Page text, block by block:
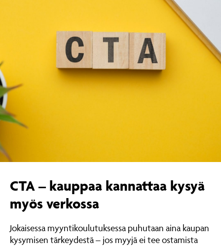
CTA – kauppaa kannattaa kysyä
myös verkossa
Jokaisessa myyntikoulutuksessa puhutaan aina kaupan
kysymisen tärkeydestä – jos myyjä ei tee ostamista